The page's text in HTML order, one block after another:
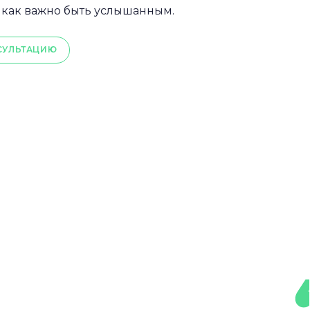
важно быть услышанным.